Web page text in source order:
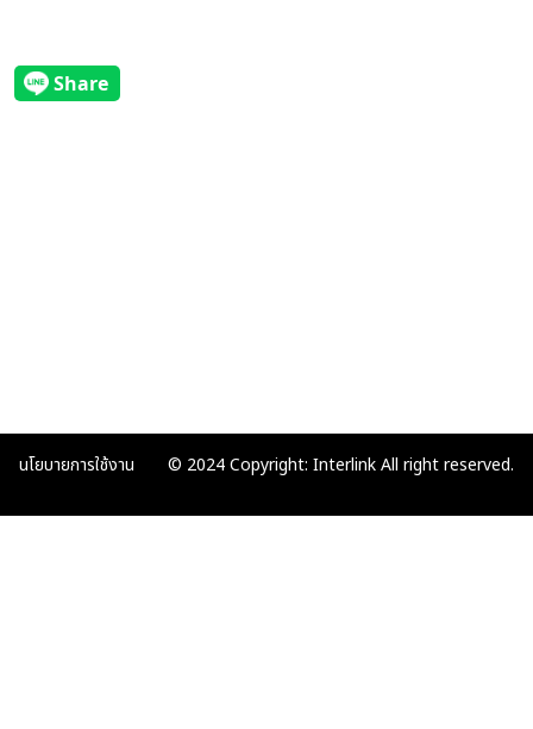
นโยบายการใช้งาน © 2024 Copyright: Interlink All right reserved.